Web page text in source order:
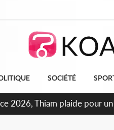
SOCIÉTÉ
2026, Thiam plaide pour